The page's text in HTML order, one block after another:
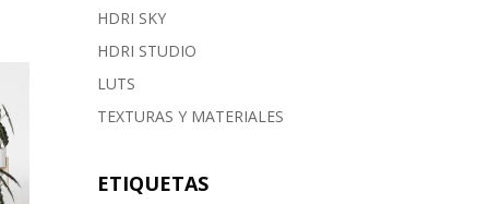
HDRI SKY
HDRI STUDIO
LUTS
TEXTURAS Y MATERIALES
ETIQUETAS